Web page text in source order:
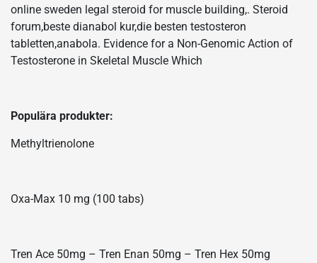
online sweden legal steroid for muscle building,. Steroid
forum,beste dianabol kur,die besten testosteron
tabletten,anabola. Evidence for a Non-Genomic Action of
Testosterone in Skeletal Muscle Which
Populära produkter:
Methyltrienolone
Oxa-Max 10 mg (100 tabs)
Tren Ace 50mg – Tren Enan 50mg – Tren Hex 50mg